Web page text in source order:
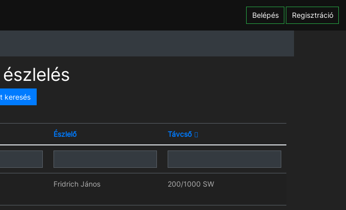
Belépés Regisztráció
keresés
Észlelő Távcső
Fridrich János 200/1000 SW